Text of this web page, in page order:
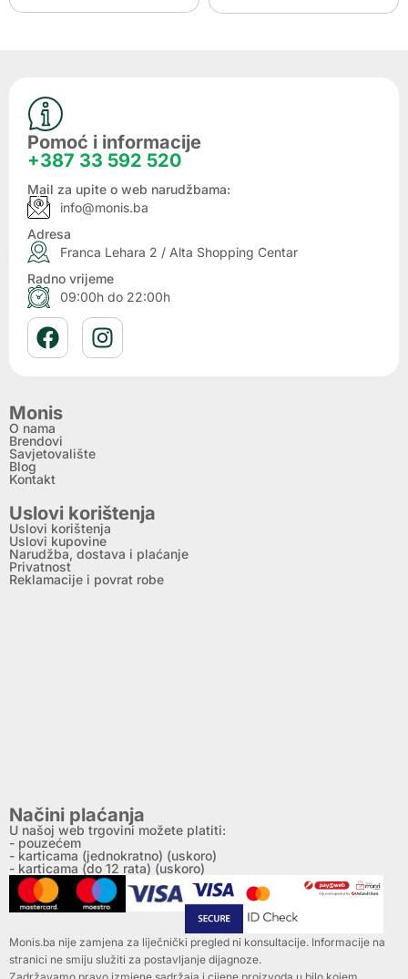
Pomoć i informacije
+387 33 592 520
Mail za upite o web narudžbama:
info@monis.ba
Adresa
Franca Lehara 2 / Alta Shopping Centar
Radno vrijeme
09:00h do 22:00h
Monis
O nama
Brendovi
Savjetovalište
Blog
Kontakt
Uslovi korištenja
Uslovi korištenja
Uslovi kupovine
Narudžba, dostava i plaćanje
Privatnost
Reklamacije i povrat robe
Načini plaćanja
U našoj web trgovini možete platiti:
- pouzećem
- karticama (jednokratno) (uskoro)
- karticama (do 12 rata) (uskoro)
Monis.ba nije zamjena za liječnički pregled ni konsultacije. Informacije na
stranici ne smiju služiti za postavljanje dijagnoze.